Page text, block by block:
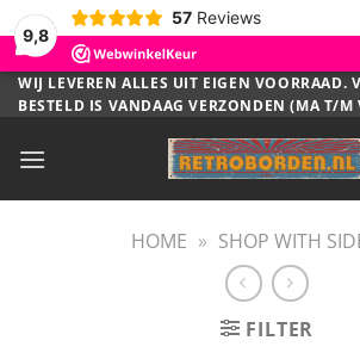
9,8
57 Reviews
Ga
naar
WIJ LEVEREN ALLES UIT EIGEN VOORRAAD.
BESTELD IS VANDAAG VERZONDEN (MA T/M
HOME » SHOP WITH
FILTER